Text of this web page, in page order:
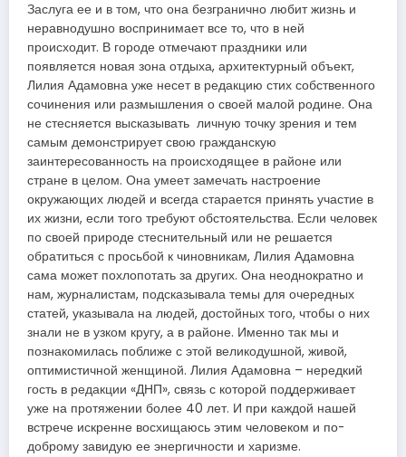
Заслуга ее и в том, что она безгранично любит жизнь и
неравнодушно воспринимает все то, что в ней
происходит. В городе отмечают праздники или
появляется новая зона отдыха, архитектурный объект,
Лилия Адамовна уже несет в редакцию стих собственного
сочинения или размышления о своей малой родине. Она
не стесняется высказывать личную точку зрения и тем
самым демонстрирует свою гражданскую
заинтересованность на происходящее в районе или
стране в целом. Она умеет замечать настроение
окружающих людей и всегда старается принять участие в
их жизни, если того требуют обстоятельства. Если человек
по своей природе стеснительный или не решается
обратиться с просьбой к чиновникам, Лилия Адамовна
сама может похлопотать за других. Она неоднократно и
нам, журналистам, подсказывала темы для очередных
статей, указывала на людей, достойных того, чтобы о них
знали не в узком кругу, а в районе. Именно так мы и
познакомилась поближе с этой великодушной, живой,
оптимистичной женщиной. Лилия Адамовна – нередкий
гость в редакции «ДНП», связь с которой поддерживает
уже на протяжении более 40 лет. И при каждой нашей
встрече искренне восхищаюсь этим человеком и по-
доброму завидую ее энергичности и харизме.